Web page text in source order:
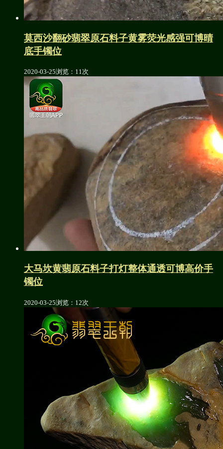
莫西沙翻砂翡翠原石料子黄雾荧光感强可博晴
底手镯位
2020-03-25浏览：11次
大马坎黄翡原石料子打灯整体通透可博高价手
镯位
2020-03-25浏览：12次